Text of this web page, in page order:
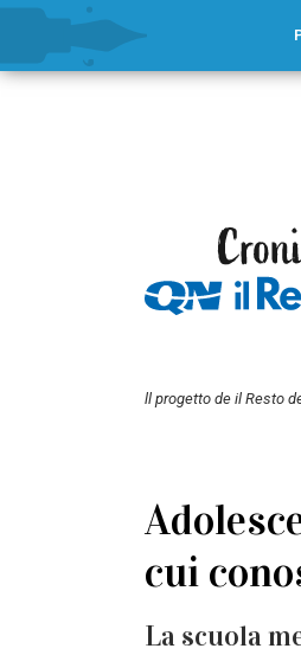
ll progetto de il Resto
cui
La scuola